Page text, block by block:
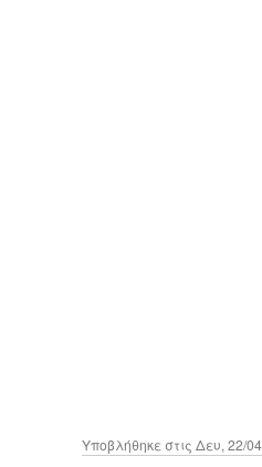
Υποβλήθηκε στις Δευ, 22/